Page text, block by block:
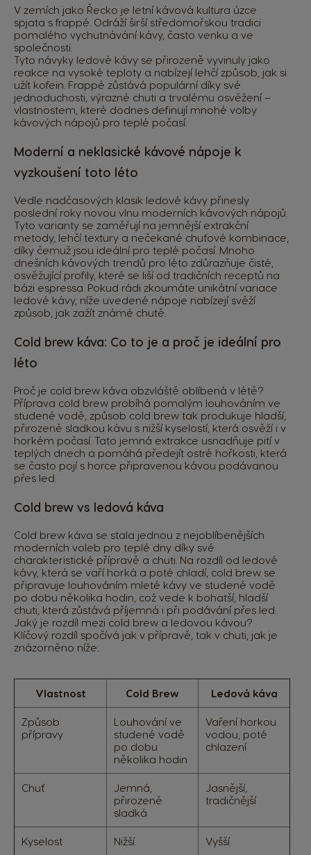
V zemích jako Řecko je letní kávová kultura úzce
spjata s frappé. Odráží širší středomořskou tradici
pomalého vychutnávání kávy, často venku a ve
společnosti.
Tyto návyky ledové kávy se přirozeně vyvinuly jako
reakce na vysoké teploty a nabízejí lehčí způsob, jak si
užít kofein. Frappé zůstává populární díky své
jednoduchosti, výrazné chuti a trvalému osvěžení –
vlastnostem, které dodnes definují mnohé volby
kávových nápojů pro teplé počasí.
Moderní a neklasické kávové nápoje k
vyzkoušení toto léto
Vedle nadčasových klasik ledové kávy přinesly
poslední roky novou vlnu moderních kávových nápojů.
Tyto varianty se zaměřují na jemnější extrakční
metody, lehčí textury a nečekané chuťové kombinace,
díky čemuž jsou ideální pro teplé počasí. Mnoho
dnešních kávových trendů pro léto zdůrazňuje čisté,
osvěžující profily, které se liší od tradičních receptů na
bázi espressa. Pokud rádi zkoumáte unikátní variace
ledové kávy, níže uvedené nápoje nabízejí svěží
způsob, jak zažít známé chutě.
Cold brew káva: Co to je a proč je ideální pro
léto
Proč je cold brew káva obzvláště oblíbená v létě?
Příprava cold brew probíhá pomalým louhováním ve
studené vodě, způsob cold brew tak produkuje hladší,
přirozeně sladkou kávu s nižší kyselostí, která osvěží i v
horkém počasí. Tato jemná extrakce usnadňuje pití v
teplých dnech a pomáhá předejít ostré hořkosti, která
se často pojí s horce připravenou kávou podávanou
přes led.
Cold brew vs ledová káva
Cold brew káva se stala jednou z nejoblíbenějších
moderních voleb pro teplé dny díky své
charakteristické přípravě a chuti. Na rozdíl od ledové
kávy, která se vaří horká a poté chladí, cold brew se
připravuje louhováním mleté kávy ve studené vodě
po dobu několika hodin, což vede k bohatší, hladší
chuti, která zůstává příjemná i při podávání přes led.
Jaký je rozdíl mezi cold brew a ledovou kávou?
Klíčový rozdíl spočívá jak v přípravě, tak v chuti, jak je
znázorněno níže:
Vlastnost Cold Brew Ledová káva
Způsob
přípravy
Louhování ve
studené vodě
po dobu
několika hodin
Vaření horkou
vodou, poté
chlazení
Chuť
Jemná,
přirozeně
sladká
Jasnější,
tradičnější
Kyselost Nižší Vyšší